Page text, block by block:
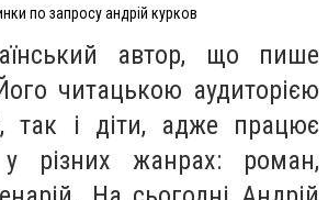
по запросу андрій курков
автор, що пише
читацькою аудиторією
так і діти, адже працює
різних жанрах: роман,